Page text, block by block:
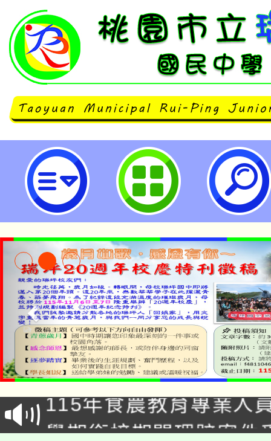
國立臺灣師範大學辦理「提升國民
學學習興趣-跨領域教案線上研討
坪國民中學
淨零綠生活教案入校路
會
115年食農教育專業人
程
學期銜接期間理賠案件